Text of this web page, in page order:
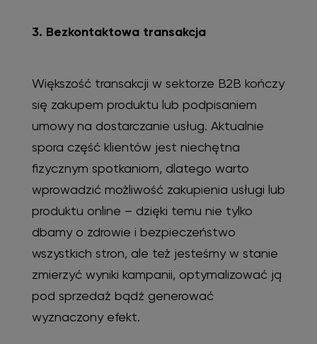
3. Bezkontaktowa transakcja
Większość transakcji w sektorze B2B kończy
się zakupem produktu lub podpisaniem
umowy na dostarczanie usług. Aktualnie
spora część klientów jest niechętna
fizycznym spotkaniom, dlatego warto
wprowadzić możliwość zakupienia usługi lub
produktu online – dzięki temu nie tylko
dbamy o zdrowie i bezpieczeństwo
wszystkich stron, ale też jesteśmy w stanie
zmierzyć wyniki kampanii, optymalizować ją
pod sprzedaż bądź generować
wyznaczony efekt.